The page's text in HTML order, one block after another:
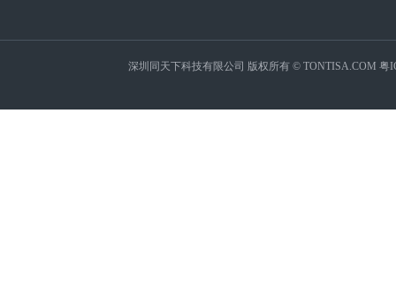
深圳同天下科技有限公司 版权所有 © TONTISA.COM 粤